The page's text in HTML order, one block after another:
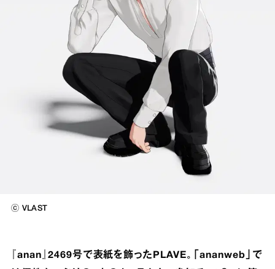
ⓒ VLAST
『anan』2469号で表紙を飾ったPLAVE。「ananweb」で